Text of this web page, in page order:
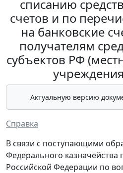
списанию
счетов и по
на банковские
получателям
субъектов РФ
Актуальную версию
Справка
В связи с поступающими
Федерального казначейства
Российской Федерации по